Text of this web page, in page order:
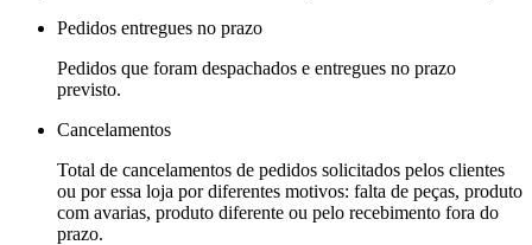
Pedidos entregues no prazo
Pedidos que foram despachados e entregues no prazo
previsto.
Cancelamentos
Total de cancelamentos de pedidos solicitados pelos clientes
ou por essa loja por diferentes motivos: falta de peças, produto
com avarias, produto diferente ou pelo recebimento fora do
prazo.